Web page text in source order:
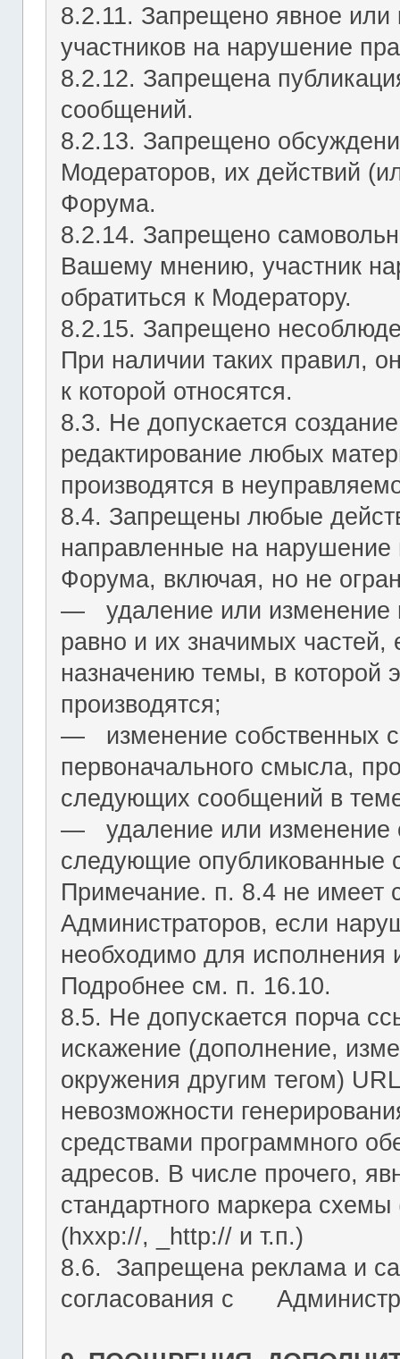
8.2.11. Запрещено явное или
участников на нарушение
8.2.12. Запрещена
сообщений.
8.2.13. Запрещено
Модераторов, их действий
Форума.
8.2.14. Запрещено
Вашему мнению, участник
обратиться к Модератору.
8.2.15. Запрещено
При наличии таких правил,
к которой относятся.
8.3. Не допускается
редактирование любых
производятся в
8.4. Запрещены любые
направленные на
Форума, включая, но не
― удаление или изменение
равно и их значимых частей,
назначению темы, в которой
производятся;
― изменение собственных
первоначального смысла,
следующих сообщений в
― удаление или изменение
следующие
Примечание. п. 8.4 не имеет
Администраторов, если
необходимо для исполнения
Подробнее см. п. 16.10.
8.5. Не допускается порча
искажение (дополнение,
окружения другим тегом)
невозможности
средствами программного
адресов. В числе прочего,
стандартного маркера
(hxxp://, _http:// и т.п.)
8.6. Запрещена реклама и
согласования с